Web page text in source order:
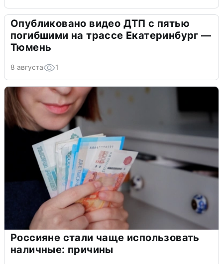
Опубликовано видео ДТП с пятью
погибшими на трассе Екатеринбург —
Тюмень
8 августа 1
Россияне стали чаще использовать
наличные: причины